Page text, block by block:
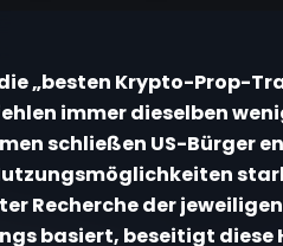
„besten Krypto-Prop-
immer dieselben
schließen US-Bürger
Recherche der
basiert, beseitigt diese